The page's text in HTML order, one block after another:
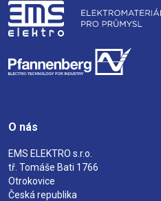
O nás
EMS ELEKTRO s.r.o.
tř. Tomáše Bati 1766
Otrokovice
Česká republika